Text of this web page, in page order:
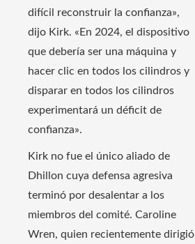
difícil reconstruir la confianza»,
dijo Kirk. «En 2024, el dispositivo
que debería ser una máquina y
hacer clic en todos los cilindros y
disparar en todos los cilindros
experimentará un déficit de
confianza».
Kirk no fue el único aliado de
Dhillon cuya defensa agresiva
terminó por desalentar a los
miembros del comité. Caroline
Wren, quien recientemente dirigió